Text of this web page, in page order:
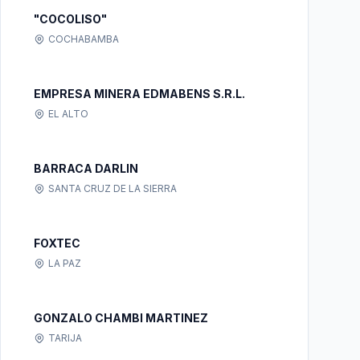
"COCOLISO"
COCHABAMBA
EMPRESA MINERA EDMABENS S.R.L.
EL ALTO
BARRACA DARLIN
SANTA CRUZ DE LA SIERRA
FOXTEC
LA PAZ
GONZALO CHAMBI MARTINEZ
TARIJA